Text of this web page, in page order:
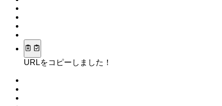
URLをコピーしました！